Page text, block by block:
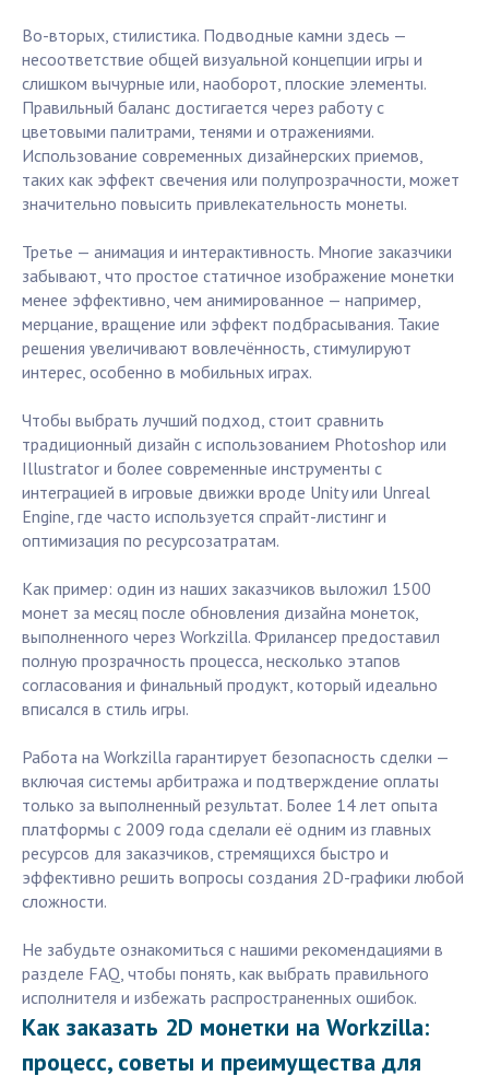
Во-вторых, стилистика. Подводные камни здесь —
несоответствие общей визуальной концепции игры и
слишком вычурные или, наоборот, плоские элементы.
Правильный баланс достигается через работу с
цветовыми палитрами, тенями и отражениями.
Использование современных дизайнерских приемов,
таких как эффект свечения или полупрозрачности, может
значительно повысить привлекательность монеты.
Третье — анимация и интерактивность. Многие заказчики
забывают, что простое статичное изображение монетки
менее эффективно, чем анимированное — например,
мерцание, вращение или эффект подбрасывания. Такие
решения увеличивают вовлечённость, стимулируют
интерес, особенно в мобильных играх.
Чтобы выбрать лучший подход, стоит сравнить
традиционный дизайн с использованием Photoshop или
Illustrator и более современные инструменты с
интеграцией в игровые движки вроде Unity или Unreal
Engine, где часто используется спрайт-листинг и
оптимизация по ресурсозатратам.
Как пример: один из наших заказчиков выложил 1500
монет за месяц после обновления дизайна монеток,
выполненного через Workzilla. Фрилансер предоставил
полную прозрачность процесса, несколько этапов
согласования и финальный продукт, который идеально
вписался в стиль игры.
Работа на Workzilla гарантирует безопасность сделки —
включая системы арбитража и подтверждение оплаты
только за выполненный результат. Более 14 лет опыта
платформы с 2009 года сделали её одним из главных
ресурсов для заказчиков, стремящихся быстро и
эффективно решить вопросы создания 2D-графики любой
сложности.
Не забудьте ознакомиться с нашими рекомендациями в
разделе FAQ, чтобы понять, как выбрать правильного
исполнителя и избежать распространенных ошибок.
Как заказать 2D монетки на Workzilla:
процесс, советы и преимущества для